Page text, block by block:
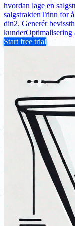
hvordan lage en
salgstraktenTrinn for
din2. Generér
kunderOptimalisering
Start free trial